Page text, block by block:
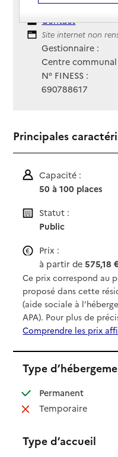
04 78 70 50 01
Contact
Contact
Site Internet
Site internet non
Gestionnaire :
Centre
N° FINESS :
690788617
Principales
Capacité :
50 à 100 places
Statut :
Public
Prix :
à partir de575,18
Ce prix correspond au
proposé dans cette
(aide sociale à
APA). Pour plus de
Comprendre les prix
Type
Permanent: disponible
Temporaire
: non
Type d’accueil